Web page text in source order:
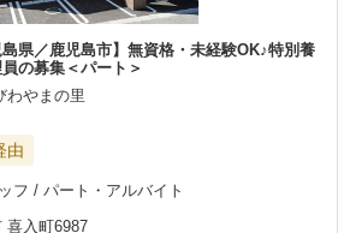
島県／鹿児島市】無資格・未経験OK♪特別養
の募集＜パート＞
わやまの里
由
フ / パート・アルバイト
喜入町6987